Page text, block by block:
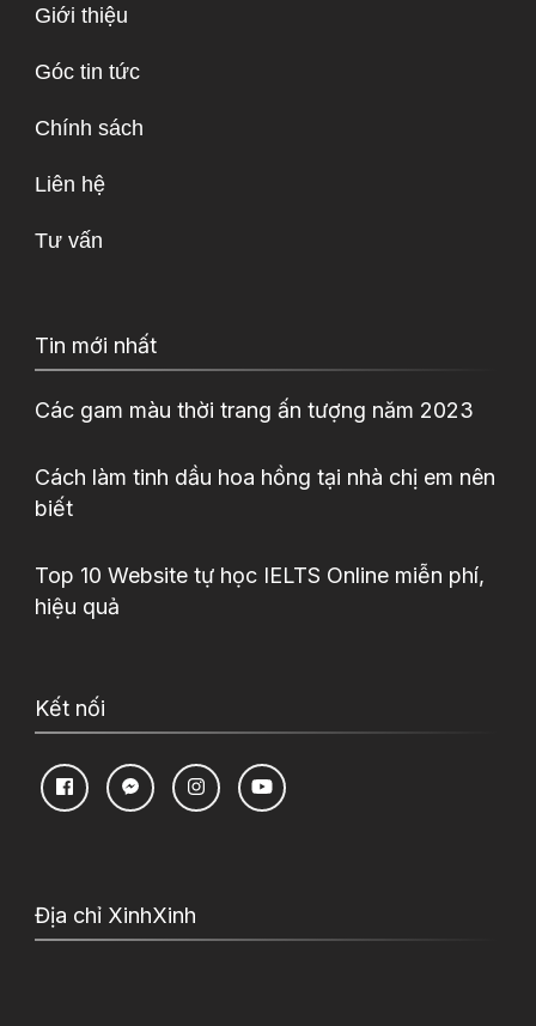
Giới thiệu
Góc tin tức
Chính sách
Liên hệ
Tư vấn
Tin mới nhất
Các gam màu thời trang ấn tượng năm 2023
Cách làm tinh dầu hoa hồng tại nhà chị em nên
biết
Top 10 Website tự học IELTS Online miễn phí,
hiệu quả
Kết nối
Địa chỉ XinhXinh